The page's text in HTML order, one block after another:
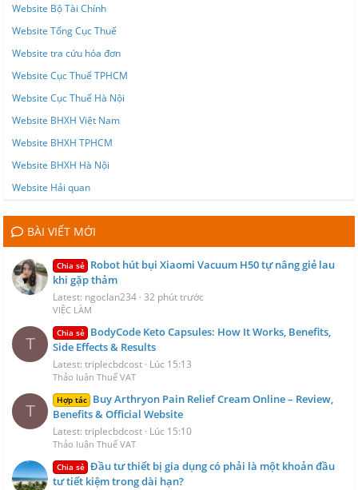
Website Bộ Tài Chính
Website Tổng Cục Thuế
Website tra cứu hóa đơn
Website Cục Thuế TPHCM
Website Cục Thuế Hà Nội
Website BHXH Việt Nam
Website BHXH TPHCM
Website BHXH Hà Nội
Website Hải quan
BÀI VIẾT MỚI
Chia sẻ Robot hút bụi Xiaomi Vacuum H50 tự nâng giẻ lau
khi gặp thảm
Latest: ngoclan234 32 phút trước
VIỆC LÀM
T
Chia sẻ BodyCode Keto Capsules: How It Works, Benefits,
Side Effects & Results
Latest: triplecbdcost Lúc 15:13
Thảo luận Thuế VAT
T
Hợp tác Buy Arthryon Pain Relief Cream Online – Review,
Benefits & Official Website
Latest: triplecbdcost Lúc 15:10
Thảo luận Thuế VAT
Chia sẻ Đầu tư thiết bị gia dụng có phải là một khoản đầu
tư tiết kiệm trong dài hạn?